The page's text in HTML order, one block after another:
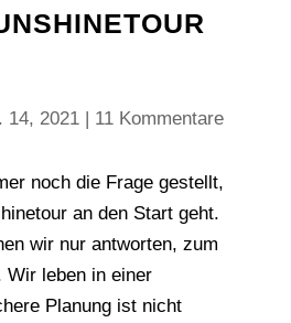
14, 2021| 11 Kommentare
noch die Frage gestellt,
an den Start geht.
wir nur antworten, zum
Wir leben in einer
Planung ist nicht